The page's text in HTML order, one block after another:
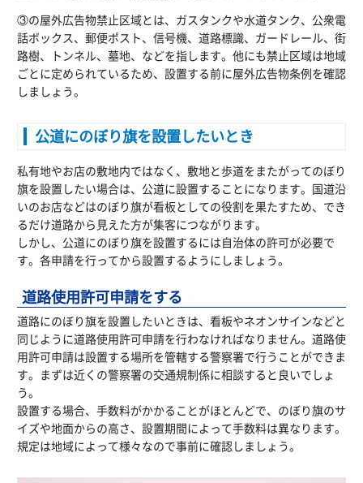
③の屋外広告物禁止区域とは、ガスタンクや水道タンク、公衆電
話ボックス、郵便ポスト、信号機、道路標識、ガードレール、街
路樹、トンネル、墓地、などを指します。他にも禁止区域は地域
ごとに定められているため、設置する前に屋外広告物条例を確認
しましょう。
公道にのぼり旗を設置したいとき
私有地やお店の敷地内ではなく、敷地と歩道をまたがってのぼり
旗を設置したい場合は、公道に設置することになります。国道沿
いのお店などはのぼり旗が看板としての役割を果たすため、でき
るだけ道路から見えた方が集客につながります。
しかし、公道にのぼり旗を設置するには自治体の許可が必要で
す。各申請を行ってから設置するようにしましょう。
道路使用許可申請をする
道路にのぼり旗を設置したいときは、看板やネオンサインなどと
同じように道路使用許可申請を行わなければなりません。道路使
用許可申請は設置する場所を管轄する警察署で行うことができま
す。まずは近くの警察署の交通規制係に相談すると良いでしょ
う。
設置する場合、手数料がかかることがほとんどで、のぼり旗のサ
イズや地面からの高さ、設置期間によって手数料は異なります。
規定は地域によって様々なので事前に確認しましょう。